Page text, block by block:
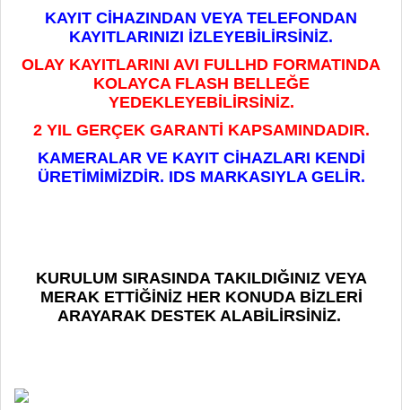
KAYIT CİHAZINDAN VEYA TELEFONDAN
KAYITLARINIZI İZLEYEBİLİRSİNİZ.
OLAY KAYITLARINI AVI FULLHD FORMATINDA
KOLAYCA FLASH BELLEĞE
YEDEKLEYEBİLİRSİNİZ.
2 YIL GERÇEK GARANTİ KAPSAMINDADIR.
KAMERALAR VE KAYIT CİHAZLARI KENDİ
ÜRETİMİMİZDİR. IDS MARKASIYLA GELİR.
KURULUM SIRASINDA TAKILDIĞINIZ VEYA
MERAK ETTİĞİNİZ HER KONUDA BİZLERİ
ARAYARAK DESTEK ALABİLİRSİNİZ.